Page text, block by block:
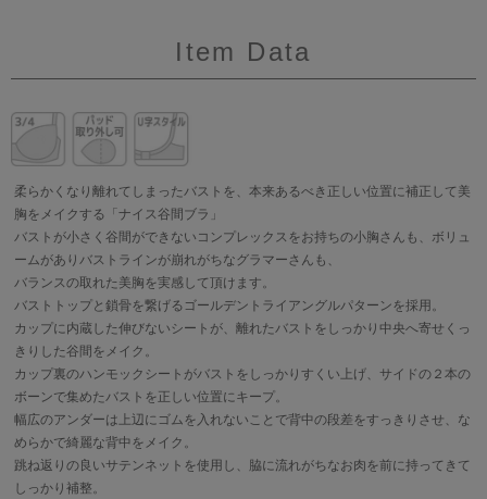
Item Data
柔らかくなり離れてしまったバストを、本来あるべき正しい位置に補正して美
胸をメイクする「ナイス谷間ブラ」
バストが小さく谷間ができないコンプレックスをお持ちの小胸さんも、ボリュ
ームがありバストラインが崩れがちなグラマーさんも、
バランスの取れた美胸を実感して頂けます。
バストトップと鎖骨を繋げるゴールデントライアングルパターンを採用。
カップに内蔵した伸びないシートが、離れたバストをしっかり中央へ寄せくっ
きりした谷間をメイク。
カップ裏のハンモックシートがバストをしっかりすくい上げ、サイドの２本の
ボーンで集めたバストを正しい位置にキープ。
幅広のアンダーは上辺にゴムを入れないことで背中の段差をすっきりさせ、な
めらかで綺麗な背中をメイク。
跳ね返りの良いサテンネットを使用し、脇に流れがちなお肉を前に持ってきて
しっかり補整。